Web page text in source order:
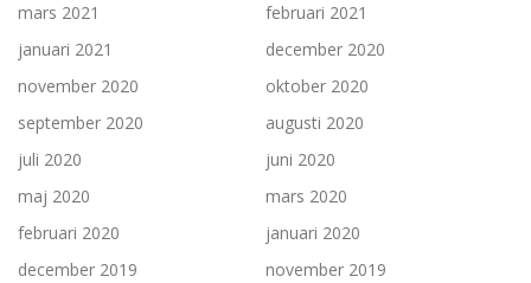
mars 2021
februari 2021
januari 2021
december 2020
november 2020
oktober 2020
september 2020
augusti 2020
juli 2020
juni 2020
maj 2020
mars 2020
februari 2020
januari 2020
december 2019
november 2019